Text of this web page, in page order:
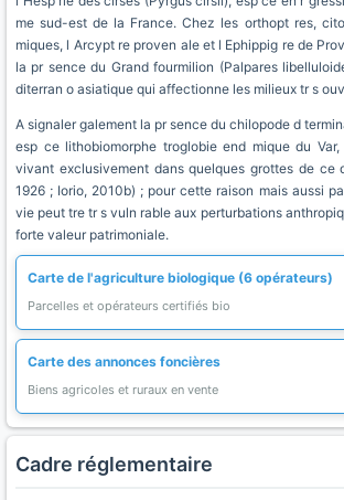
me sud-est de la France. Chez les orthopt res,
miques, l Arcypt re proven ale et l Ephippig re de
la pr sence du Grand fourmilion (Palpares
diterran o asiatique qui affectionne les milieux tr s
A signaler galement la pr sence du chilopode d
esp ce lithobiomorphe troglobie end mique du
vivant exclusivement dans quelques grottes de ce
1926 ; Iorio, 2010b) ; pour cette raison mais aussi
vie peut tre tr s vuln rable aux perturbations
forte valeur patrimoniale.
Carte de l'agriculture biologique (6 opérateurs)
Parcelles et opérateurs certifiés bio
Carte des annonces foncières
Biens agricoles et ruraux en vente
Cadre réglementaire